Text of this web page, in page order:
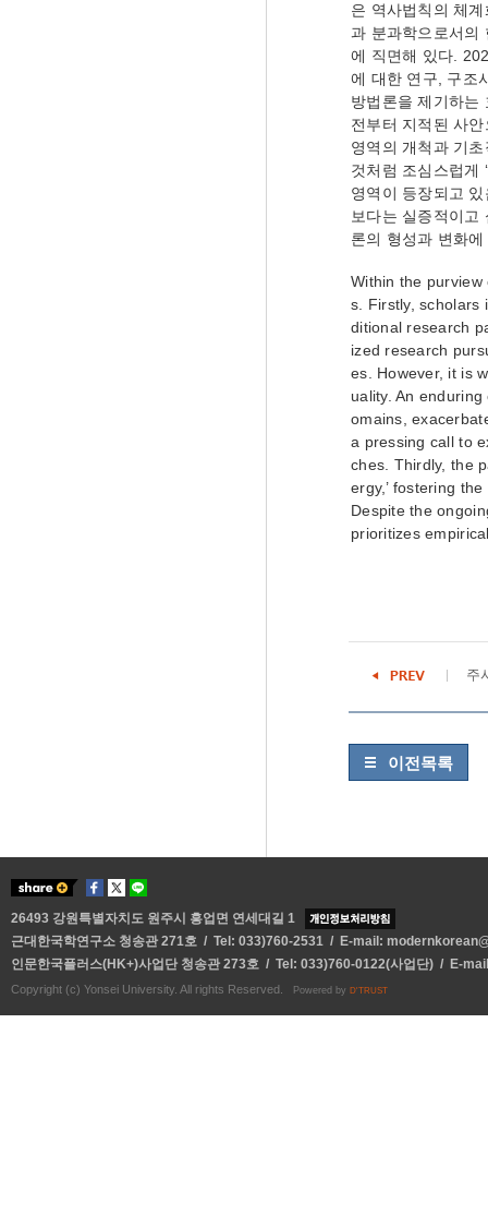
은 역사법칙의 체
과 분과학으로서의
에 직면해 있다.
에 대한 연구, 구조
방법론을 제기하는
전부터 지적된 사
영역의 개척과 기
것처럼 조심스럽게
영역이 등장되고
보다는 실증적이고
론의 형성과 변화
Within the
s. Firstly, scholars
ditional research
ized research
es. However, it is
uality. An
omains,
a pressing call to
ches. Thirdly, the
ergy,’ fostering
Despite the
prioritizes
주
이전목록
26493 강원특별자치도 원주시 흥업면 연세대길 1
근대한국학연구소 청송관 271호 / Tel: 033)760-2531 / E-mail:
인문한국플러스(HK+)사업단 청송관 273호 / Tel: 033)760-0122(사업단) / E-
Copyright (c) Yonsei University. All rights Reserved. Powered by D'TRUST